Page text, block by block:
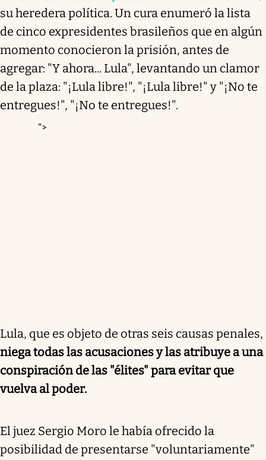
su heredera política. Un cura enumeró la lista
de cinco expresidentes brasileños que en algún
momento conocieron la prisión, antes de
agregar: "Y ahora... Lula", levantando un clamor
de la plaza: "¡Lula libre!", "¡Lula libre!" y "¡No te
entregues!", "¡No te entregues!".
">
Lula, que es objeto de otras seis causas penales,
niega todas las acusaciones y las atribuye a una
conspiración de las "élites" para evitar que
vuelva al poder.
El juez Sergio Moro le había ofrecido la
posibilidad de presentarse "voluntariamente"